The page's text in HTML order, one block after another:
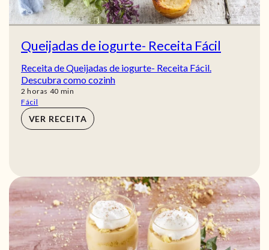
Queijadas de iogurte- Receita Fácil
Receita de Queijadas de iogurte- Receita Fácil.
Descubra como cozinh
2 horas
horas 40 min
min
Fácil
VER RECEITA